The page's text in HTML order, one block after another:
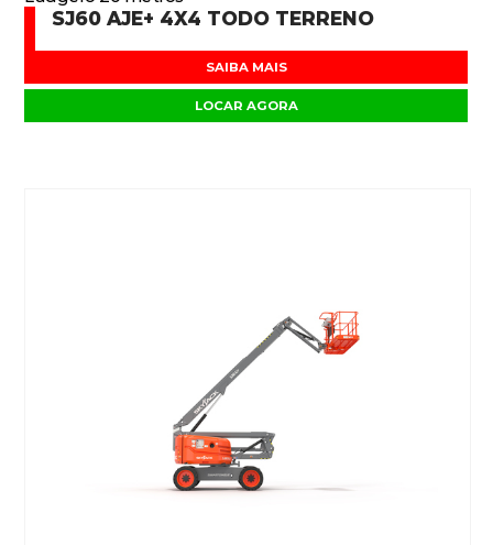
SJ60 AJE+ 4X4 TODO TERRENO
SAIBA MAIS
LOCAR AGORA